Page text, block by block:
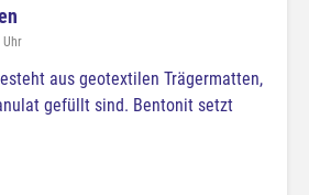
Uhr
aus geotextilen Trägermatten,
gefüllt sind. Bentonit setzt